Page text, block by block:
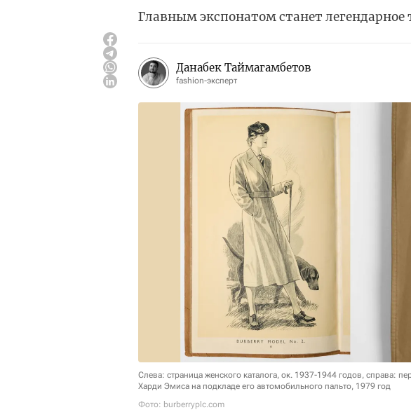
Главным экспонатом станет
Данабек Таймагамбетов
fashion-эксперт
Слева: страница женского каталога, ок. 1937-1944 годов, справа:
Харди Эмиса на подкладе его автомобильного пальто, 1979 год
Фото: burberryplc.com